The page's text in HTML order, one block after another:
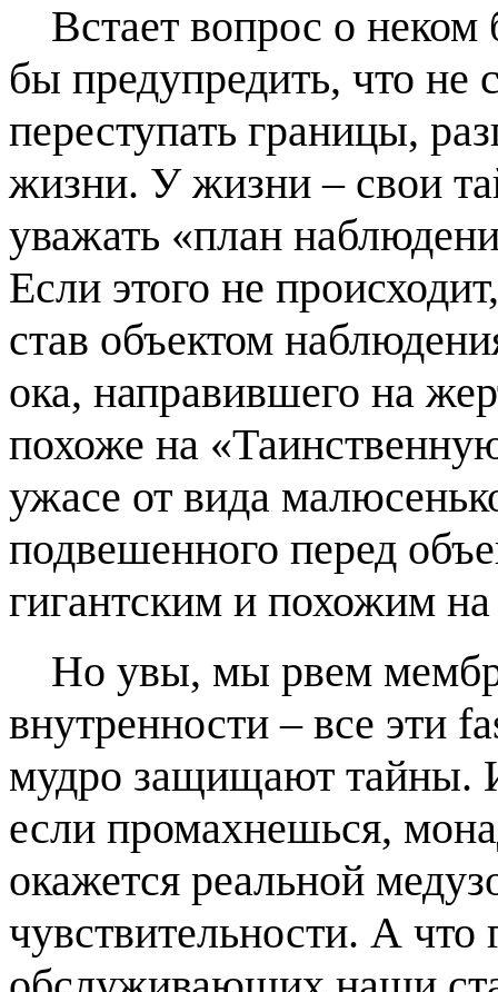
Встает вопрос о
бы предупредить, что не
переступать границы,
жизни. У жизни – свои
уважать «план
Если этого не
став объектом
ока, направившего на
похоже на
ужасе от вида
подвешенного перед
гигантским и похожим
Но увы, мы рвем
внутренности – все эти
мудро защищают тайны.
если промахнешься,
окажется реальной
чувствительности. А что